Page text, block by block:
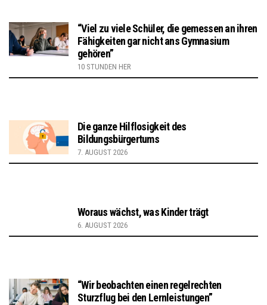
“Viel zu viele Schüler, die gemessen an ihren
Fähigkeiten gar nicht ans Gymnasium
gehören”
10 STUNDEN HER
Die ganze Hilflosigkeit des
Bildungsbürgertums
7. AUGUST 2026
Woraus wächst, was Kinder trägt
6. AUGUST 2026
“Wir beobachten einen regelrechten
Sturzflug bei den Lernleistungen”